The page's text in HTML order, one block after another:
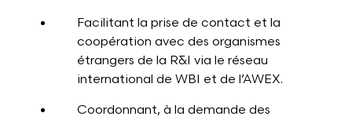
Facilitant la prise de contact et la
coopération avec des organismes
étrangers de la R&I via le réseau
international de WBI et de l’AWEX.
Coordonnant, à la demande des